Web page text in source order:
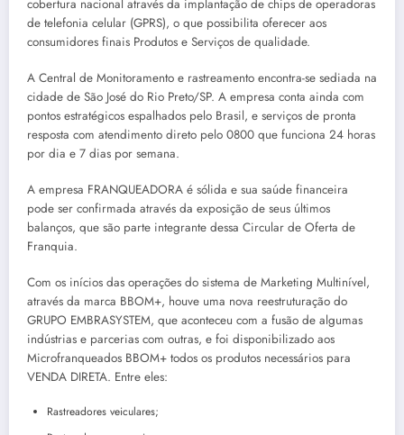
cobertura nacional através da implantação de chips de operadoras
de telefonia celular (GPRS), o que possibilita oferecer aos
consumidores finais Produtos e Serviços de qualidade.
A Central de Monitoramento e rastreamento encontra-se sediada na
cidade de São José do Rio Preto/SP. A empresa conta ainda com
pontos estratégicos espalhados pelo Brasil, e serviços de pronta
resposta com atendimento direto pelo 0800 que funciona 24 horas
por dia e 7 dias por semana.
A empresa FRANQUEADORA é sólida e sua saúde financeira
pode ser confirmada através da exposição de seus últimos
balanços, que são parte integrante dessa Circular de Oferta de
Franquia.
Com os inícios das operações do sistema de Marketing Multinível,
através da marca BBOM+, houve uma nova reestruturação do
GRUPO EMBRASYSTEM, que aconteceu com a fusão de algumas
indústrias e parcerias com outras, e foi disponibilizado aos
Microfranqueados BBOM+ todos os produtos necessários para
VENDA DIRETA. Entre eles:
Rastreadores veiculares;